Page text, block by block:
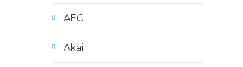
AEG
Akai